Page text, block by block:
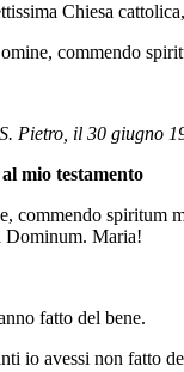
Chiesa
commendo
Pietro, il 30 giugno
mio testamento
commendo spiritum
Dominum. Maria!
fatto del bene.
io avessi non fatto